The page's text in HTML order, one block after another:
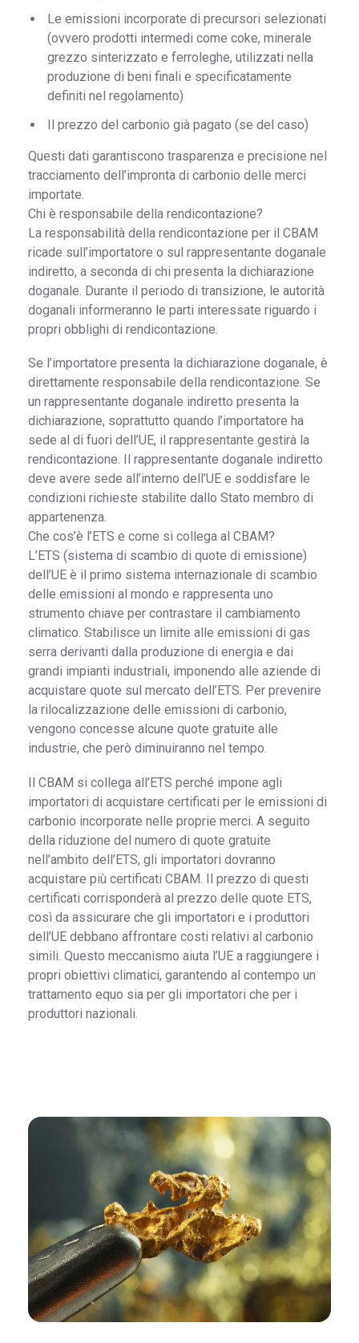
Le emissioni incorporate di precursori selezionati
(ovvero prodotti intermedi come coke, minerale
grezzo sinterizzato e ferroleghe, utilizzati nella
produzione di beni finali e specificatamente
definiti nel regolamento)
Il prezzo del carbonio già pagato (se del caso)
Questi dati garantiscono trasparenza e precisione nel
tracciamento dell’impronta di carbonio delle merci
importate.
Chi è responsabile della rendicontazione?
La responsabilità della rendicontazione per il CBAM
ricade sull’importatore o sul rappresentante doganale
indiretto, a seconda di chi presenta la dichiarazione
doganale. Durante il periodo di transizione, le autorità
doganali informeranno le parti interessate riguardo i
propri obblighi di rendicontazione.
Se l’importatore presenta la dichiarazione doganale, è
direttamente responsabile della rendicontazione. Se
un rappresentante doganale indiretto presenta la
dichiarazione, soprattutto quando l’importatore ha
sede al di fuori dell’UE, il rappresentante gestirà la
rendicontazione. Il rappresentante doganale indiretto
deve avere sede all’interno dell’UE e soddisfare le
condizioni richieste stabilite dallo Stato membro di
appartenenza.
Che cos’è l’ETS e come si collega al CBAM?
L’ETS (sistema di scambio di quote di emissione)
dell’UE è il primo sistema internazionale di scambio
delle emissioni al mondo e rappresenta uno
strumento chiave per contrastare il cambiamento
climatico. Stabilisce un limite alle emissioni di gas
serra derivanti dalla produzione di energia e dai
grandi impianti industriali, imponendo alle aziende di
acquistare quote sul mercato dell’ETS. Per prevenire
la rilocalizzazione delle emissioni di carbonio,
vengono concesse alcune quote gratuite alle
industrie, che però diminuiranno nel tempo.
Il CBAM si collega all’ETS perché impone agli
importatori di acquistare certificati per le emissioni di
carbonio incorporate nelle proprie merci. A seguito
della riduzione del numero di quote gratuite
nell’ambito dell’ETS, gli importatori dovranno
acquistare più certificati CBAM. Il prezzo di questi
certificati corrisponderà al prezzo delle quote ETS,
così da assicurare che gli importatori e i produttori
dell’UE debbano affrontare costi relativi al carbonio
simili. Questo meccanismo aiuta l’UE a raggiungere i
propri obiettivi climatici, garantendo al contempo un
trattamento equo sia per gli importatori che per i
produttori nazionali.